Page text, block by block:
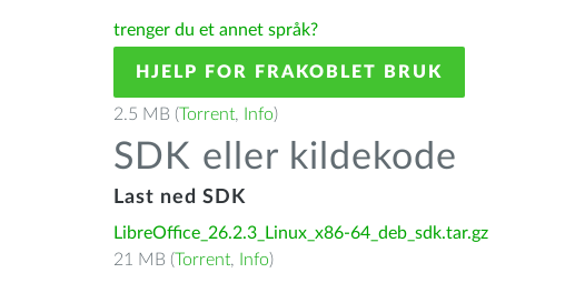
trenger du et annet språk?
HJELP FOR FRAKOBLET BRUK
2.5 MB (Torrent, Info)
SDK eller kildekode
Last ned SDK
LibreOffice_26.2.3_Linux_x86-64_deb_sdk.tar.gz
21 MB (Torrent, Info)